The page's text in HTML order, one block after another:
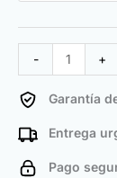
- +
Garantía
Entrega
Pago